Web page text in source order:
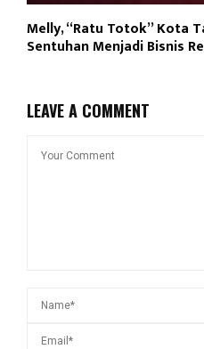
Melly, “Ratu Totok” Kota
Sentuhan Menjadi Bisnis
LEAVE A COMMENT